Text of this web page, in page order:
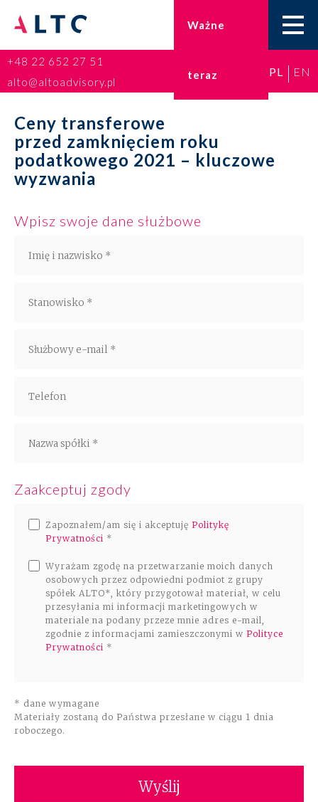
Ważne
teraz
Doradztwo podatkowe
Księgowość
ESG
Prawo karne dla biznesu
Rozwiązania
Case studies
Baza wiedzy
ALTOstratus
Kontakt
+48 22 652 27 51
alto@altoadvisory.pl
PL EN
Ceny transferowe
przed zamknięciem roku
podatkowego 2021 – kluczowe
wyzwania
Wpisz swoje dane służbowe
Zaakceptuj zgody
Zapoznałem/am się i akceptuję Politykę
Prywatności *
Wyrażam zgodę na przetwarzanie moich danych
osobowych przez odpowiedni podmiot z grupy
spółek ALTO*, który przygotował materiał, w celu
przesyłania mi informacji marketingowych w
materiale na podany przeze mnie adres e-mail,
zgodnie z informacjami zamieszczonymi w Polityce
Prywatności *
* dane wymagane
Materiały zostaną do Państwa przesłane w ciągu 1 dnia
roboczego.